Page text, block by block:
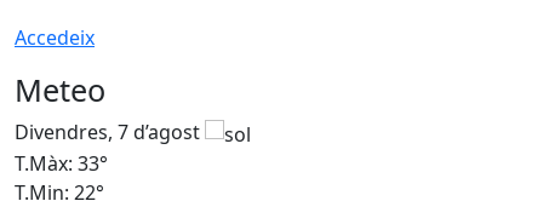
Accedeix
Meteo
Divendres, 7 d’agost
T.Màx: 33°
T.Min: 22°